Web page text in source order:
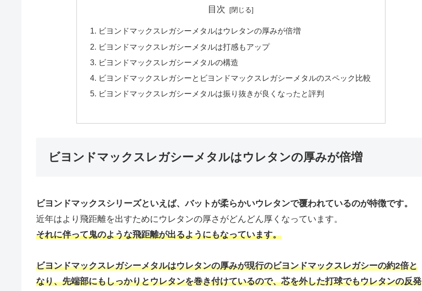
目次
ビヨンドマックスレガシーメタルはウレタンの厚みが倍増
ビヨンドマックスレガシーメタルは打感もアップ
ビヨンドマックスレガシーメタルの構造
ビヨンドマックスレガシーとビヨンドマックスレガシーメタルのスペック比較
ビヨンドマックスレガシーメタルは振り抜きが良くなったと評判
ビヨンドマックスレガシーメタルはウレタンの厚みが倍増
ビヨンドマックスシリーズといえば、バットが柔らかいウレタンで覆われているのが特徴です。
近年はより飛距離を出すためにウレタンの厚さがどんどん厚くなっています。
それに伴って鬼のような飛距離が出るようにもなっています。
ビヨンドマックスレガシーメタルはウレタンの厚みが現行のビヨンドマックスレガシーの約2倍と
なり、先端部にもしっかりとウレタンを巻き付けているので、芯を外した打球でもウレタンの反発